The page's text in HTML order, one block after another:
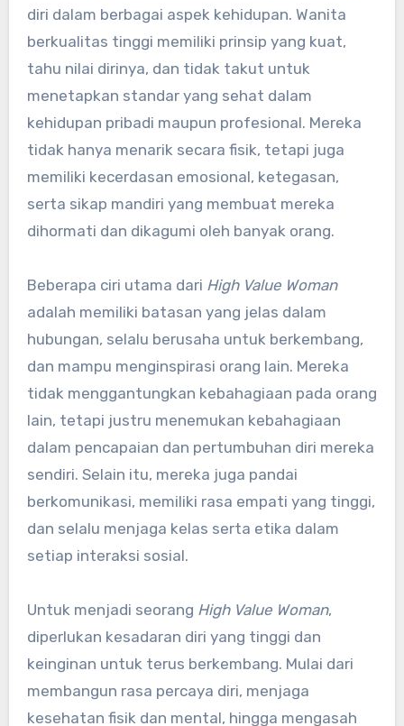
diri dalam berbagai aspek kehidupan. Wanita
berkualitas tinggi memiliki prinsip yang kuat,
tahu nilai dirinya, dan tidak takut untuk
menetapkan standar yang sehat dalam
kehidupan pribadi maupun profesional. Mereka
tidak hanya menarik secara fisik, tetapi juga
memiliki kecerdasan emosional, ketegasan,
serta sikap mandiri yang membuat mereka
dihormati dan dikagumi oleh banyak orang.
Beberapa ciri utama dari High Value Woman
adalah memiliki batasan yang jelas dalam
hubungan, selalu berusaha untuk berkembang,
dan mampu menginspirasi orang lain. Mereka
tidak menggantungkan kebahagiaan pada orang
lain, tetapi justru menemukan kebahagiaan
dalam pencapaian dan pertumbuhan diri mereka
sendiri. Selain itu, mereka juga pandai
berkomunikasi, memiliki rasa empati yang tinggi,
dan selalu menjaga kelas serta etika dalam
setiap interaksi sosial.
Untuk menjadi seorang High Value Woman,
diperlukan kesadaran diri yang tinggi dan
keinginan untuk terus berkembang. Mulai dari
membangun rasa percaya diri, menjaga
kesehatan fisik dan mental, hingga mengasah